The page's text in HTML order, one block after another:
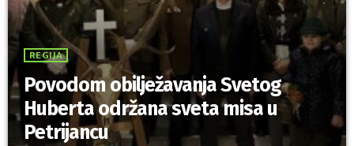
REGIJA
Povodom obilježavanja Svetog
Huberta održana sveta misa u
Petrijancu